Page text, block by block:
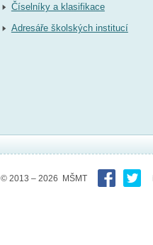
Číselníky a klasifikace
Adresáře školských institucí
© 2013 – 2026 MŠMT